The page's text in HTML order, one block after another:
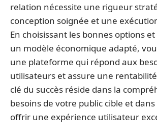
relation nécessite une rigueur
conception soignée et une
En choisissant les bonnes options
un modèle économique adapté,
une plateforme qui répond aux
utilisateurs et assure une
clé du succès réside dans la
besoins de votre public cible et
offrir une expérience utilisateur